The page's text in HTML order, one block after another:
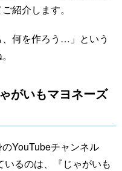
紹介します。
、何を作ろう…」という
がいもマヨネーズ
YouTubeチャンネル
いるのは、『じゃがいも